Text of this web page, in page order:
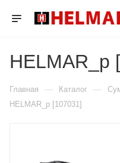
HELMAR_p
Главная — Каталог —
HELMAR_p [107031]